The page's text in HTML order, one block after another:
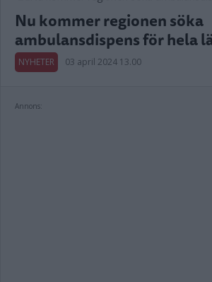
Nu kommer regionen söka
ambulansdispens för hela
NYHETER 03 april 2024 13.00
Annons: